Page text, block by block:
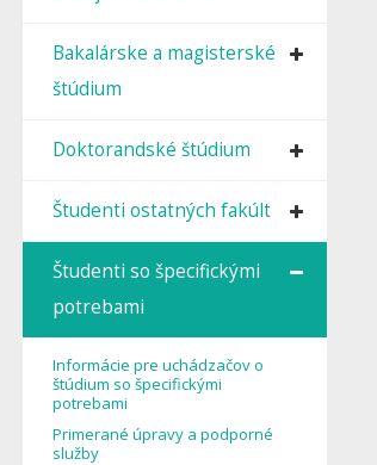
Bakalárske a magisterské
štúdium
Doktorandské štúdium
Študenti ostatných fakúlt
Študenti so špecifickými
potrebami
Informácie pre uchádzačov o
štúdium so špecifickými
potrebami
Primerané úpravy a podporné
služby